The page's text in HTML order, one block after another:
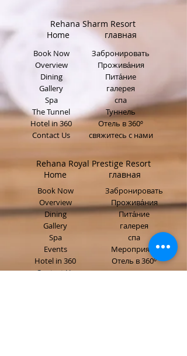
Book Now
Overview
Dining
Gallery
Spa
The Tunnel
Hotel in 360
Contact Us
Book Now
Overview
Dining
Gallery
Spa
Events
Hotel in 360
Contact Us
Rehana Sharm Resort
Home главная
Rehana Royal Prestige Resort
Home главная
Забронировать
Прожива́ния
Пита́ние
галерея
спа
Мероприяти
Отель в 360º
свяжитесь с нами
Забронировать
Прожива́ния
Пита́ние
галерея
спа
Туннель
Отель в 360º
свяжитесь с нами